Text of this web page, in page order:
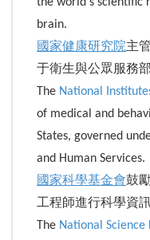
brain.
國家健康研究院主
于衛生與公眾服務部
The National
of medical and
States, governed
and Human Services.
國家科學基金會鼓
工程師進行科學資
The National Science